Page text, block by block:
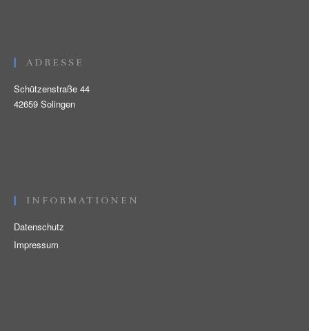
ADRESSE
Schützenstraße 44
42659 Solingen
INFORMATIONEN
Datenschutz
Impressum